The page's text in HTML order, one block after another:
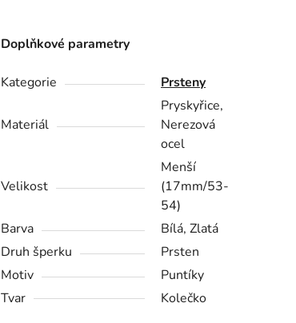
Doplňkové parametry
Kategorie Prsteny
Materiál
Pryskyřice,
Nerezová
ocel
Velikost
Menší
(17mm/53-
54)
Barva
Bílá, Zlatá
Druh šperku
Prsten
Motiv
Puntíky
Tvar
Kolečko